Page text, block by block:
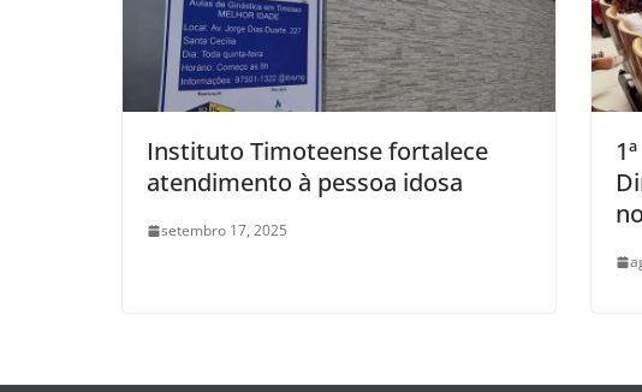
Instituto Timoteense fortalece
atendimento à pessoa idosa
setembro 17, 2025